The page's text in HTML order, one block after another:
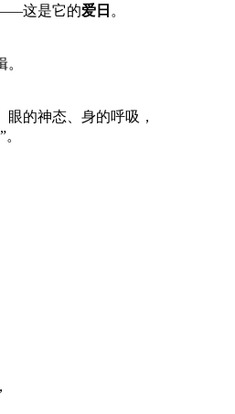
这是它的爱日 。
的神态、身的呼吸，
”。